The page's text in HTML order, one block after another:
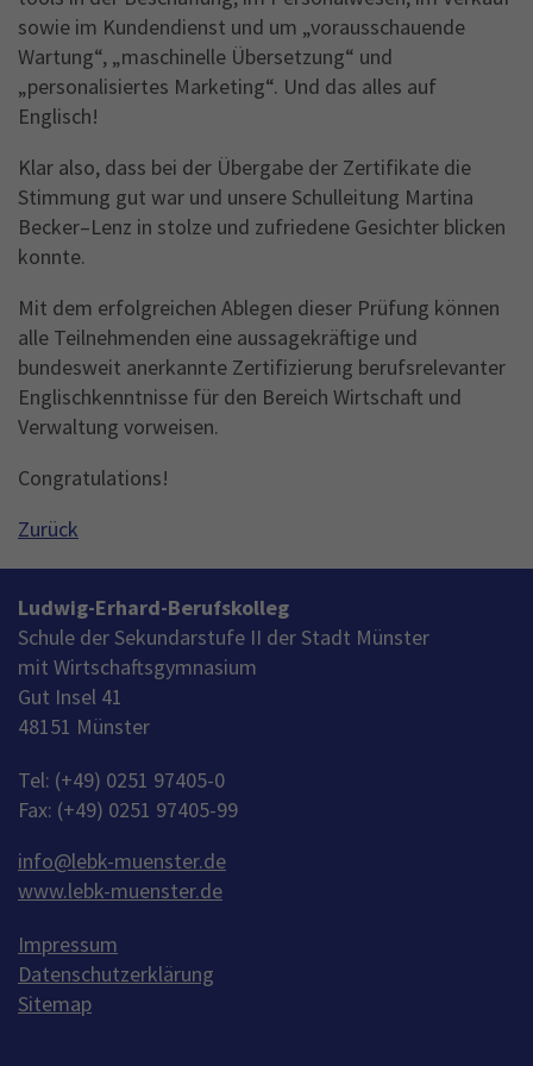
sowie im Kundendienst und um „vorausschauende
Wartung“, „maschinelle Übersetzung“ und
„personalisiertes Marketing“. Und das alles auf
Englisch!
Klar also, dass bei der Übergabe der Zertifikate die
Stimmung gut war und unsere Schulleitung Martina
Becker–Lenz in stolze und zufriedene Gesichter blicken
konnte.
Mit dem erfolgreichen Ablegen dieser Prüfung können
alle Teilnehmenden eine aussagekräftige und
bundesweit anerkannte Zertifizierung berufsrelevanter
Englischkenntnisse für den Bereich Wirtschaft und
Verwaltung vorweisen.
Congratulations!
Zurück
Ludwig-Erhard-Berufskolleg
Schule der Sekundarstufe II der Stadt Münster
mit Wirtschaftsgymnasium
Gut Insel 41
48151 Münster
Tel: (+49) 0251 97405-0
Fax: (+49) 0251 97405-99
info@lebk-muenster.de
www.lebk-muenster.de
Impressum
Datenschutzerklärung
Sitemap
Name _gid
Anbieter Google Analytics
Laufzeit
This cookie is installed by Google Analytics.
The cookie is used to store information of
how visitors use a website and helps in
the number visitors, the source where they
have come from, and the pages viisted in an
anonymous form.